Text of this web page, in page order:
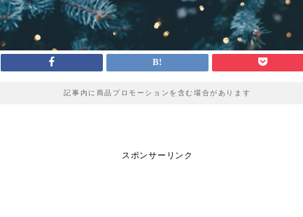
記事内に商品プロモーションを含む場合があります
スポンサーリンク